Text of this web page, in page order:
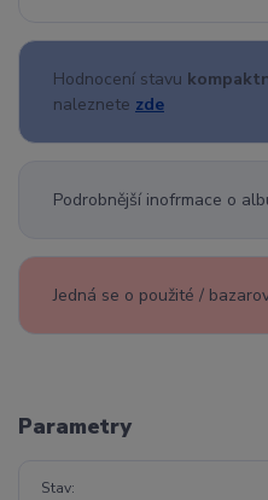
Hodnocení stavu
naleznete zde
Podrobnější inofrmace o
Jedná se o použité /
Parametry
Stav